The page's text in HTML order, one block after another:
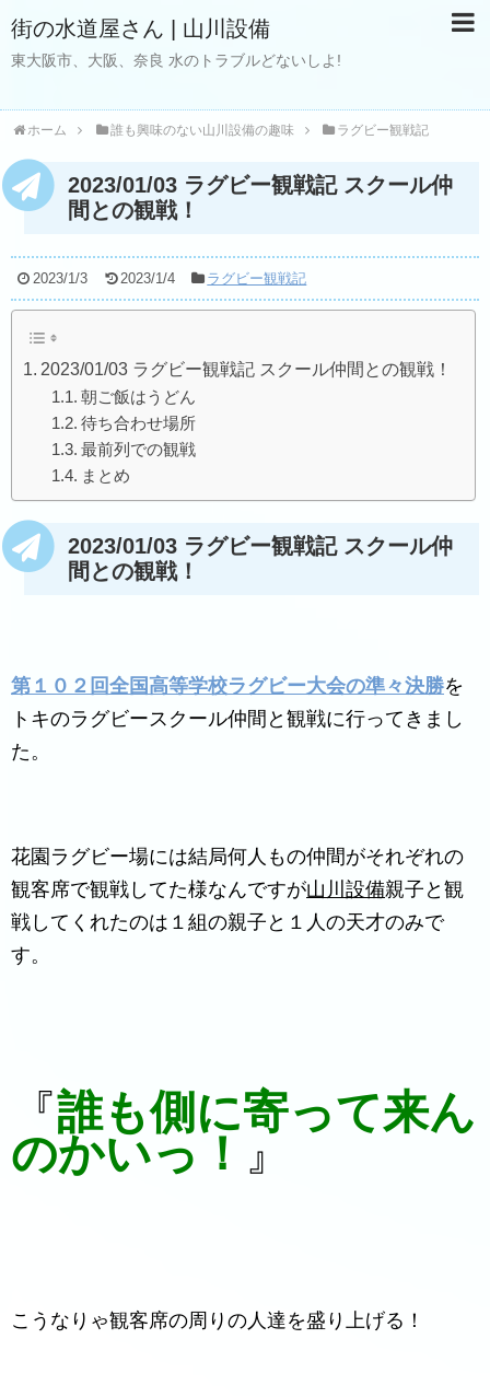
街の水道屋さん | 山川設備
東大阪市、大阪、奈良 水のトラブルどないしよ!
ホーム 誰も興味のない山川設備の趣味 ラグビー観戦記
2023/01/03 ラグビー観戦記 スクール仲
間との観戦！
2023/1/3 2023/1/4 ラグビー観戦記
2023/01/03 ラグビー観戦記 スクール仲間との観戦！
朝ご飯はうどん
待ち合わせ場所
最前列での観戦
まとめ
2023/01/03 ラグビー観戦記 スクール仲
間との観戦！
第１０２回全国高等学校ラグビー大会の準々決勝を
トキのラグビースクール仲間と観戦に行ってきまし
た。
花園ラグビー場には結局何人もの仲間がそれぞれの
観客席で観戦してた様なんですが山川設備親子と観
戦してくれたのは１組の親子と１人の天才のみで
す。
『誰も側に寄って来ん
のかいっ！ 』
こうなりゃ観客席の周りの人達を盛り上げる！